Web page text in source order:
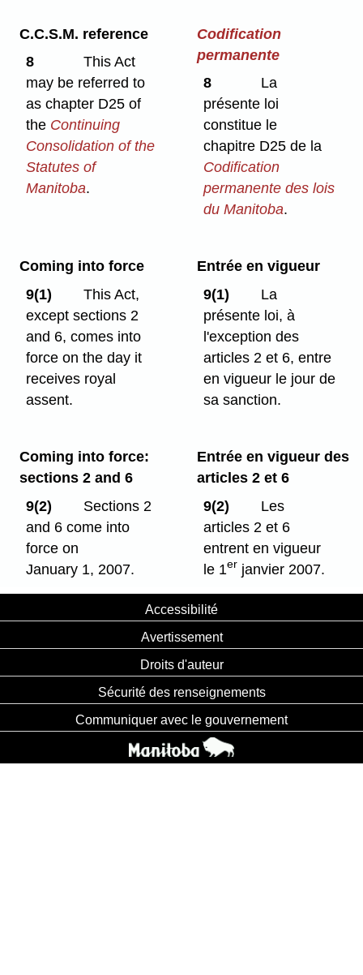
C.C.S.M. reference
8
This Act
may be referred to
as chapter D25 of
the Continuing
Consolidation of the
Statutes of
Manitoba.
Codification
permanente
8
La
présente loi
constitue le
chapitre D25 de la
Codification
permanente des lois
du Manitoba.
Coming into force
9(1)
This Act,
except sections 2
and 6, comes into
force on the day it
receives royal
assent.
Entrée en vigueur
9(1)
La
présente loi, à
l'exception des
articles 2 et 6, entre
en vigueur le jour de
sa sanction.
Coming into force:
sections 2 and 6
9(2)
Sections 2
and 6 come into
force on
January 1, 2007.
Entrée en vigueur des
articles 2 et 6
9(2)
Les
articles 2 et 6
entrent en vigueur
le 1er janvier 2007.
Accessibilité
Avertissement
Droits d'auteur
Sécurité des renseignements
Communiquer avec le gouvernement